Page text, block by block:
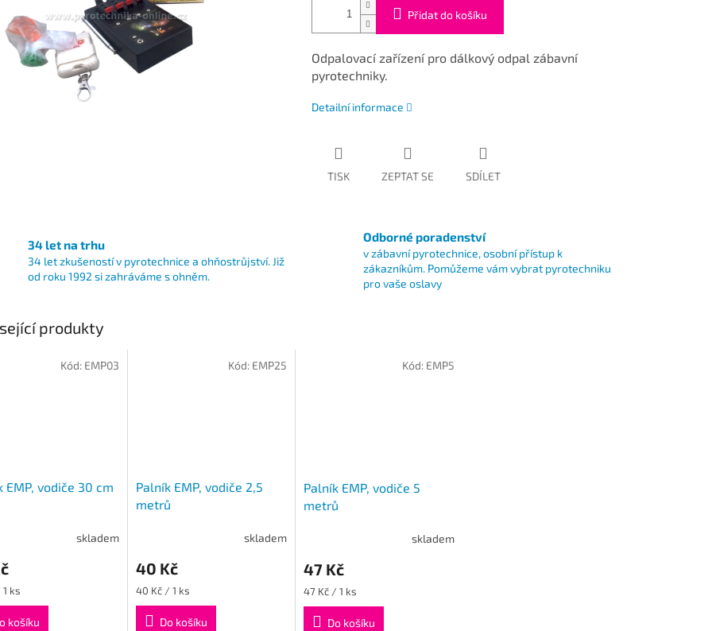
Přidat do košíku
Odpalovací zařízení pro dálkový odpal zábavní
pyrotechniky.
Detailní informace
TISK ZEPTAT SE SDÍLET
34 let na trhu
34 let zkušeností v pyrotechnice a ohňostrůjství. Již
od roku 1992 si zahráváme s ohněm.
Odborné poradenství
v zábavní pyrotechnice, osobní přístup k
zákazníkům. Pomůžeme vám vybrat pyrotechniku
pro vaše oslavy
produkty
EMP, vodiče 30 cm
skladem
ks
košíku
Kód: EMP03
Palník EMP, vodiče 2,5
metrů
skladem
40 Kč
Měrná
cena:
40 Kč / 1 ks
Do košíku
Kód: EMP25
Palník EMP, vodiče 5
metrů
skladem
47 Kč
Měrná
cena:
47 Kč / 1 ks
Do košíku
Kód: EMP5